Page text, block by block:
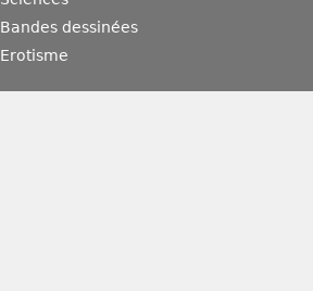
Bandes dessinées
Erotisme